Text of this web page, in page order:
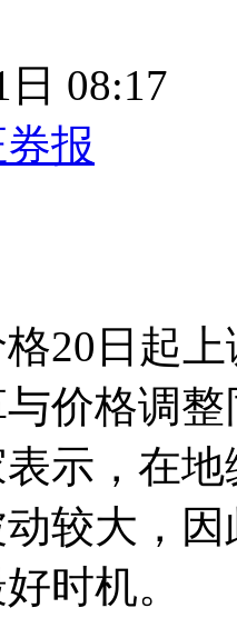
08:17
券报
20日起
价格调
示，在
较大，
时机。